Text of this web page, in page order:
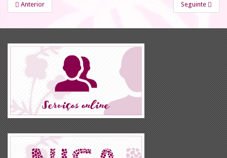
Anterior Seguinte